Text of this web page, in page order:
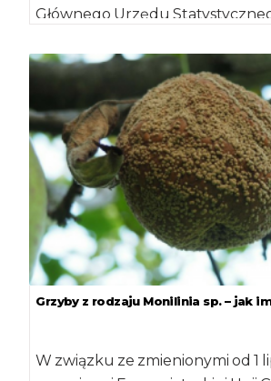
Głównego Urzędu
Grzyby z rodzaju Monilinia sp. – jak
W związku ze zmienionymi od 1